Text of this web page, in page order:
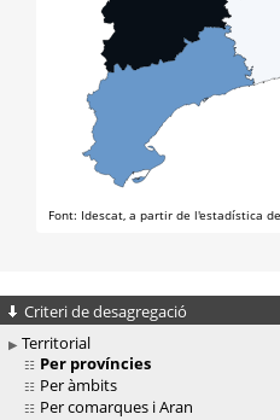
Criteri de desagregació
Territorial
Per províncies
Per àmbits
Per comarques i Aran